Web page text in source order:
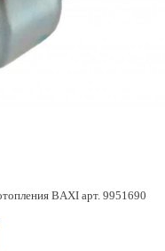
BAXI арт. 9951690